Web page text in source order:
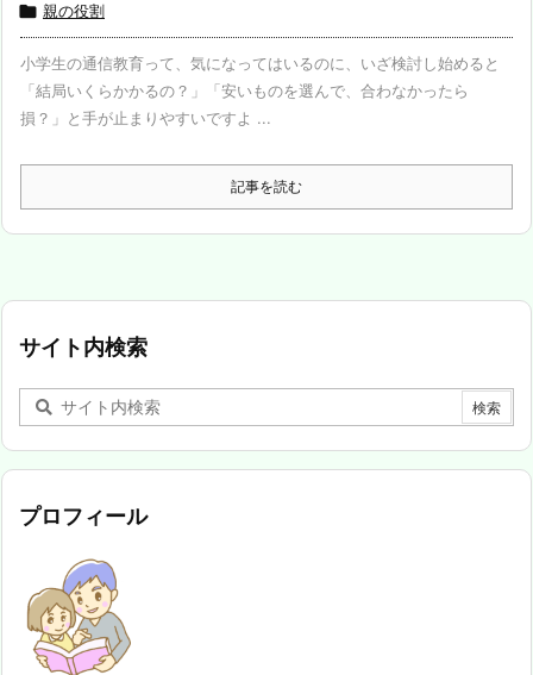
 親の役割
小学生の通信教育って、気になってはいるのに、いざ検討し始めると
「結局いくらかかるの？」「安いものを選んで、合わなかったら
損？」と手が止まりやすいですよ ...
記事を読む
サイト内検索
プロフィール